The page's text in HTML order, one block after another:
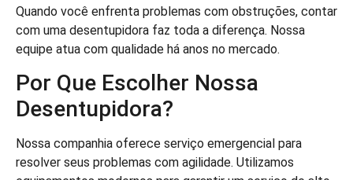
Quando você enfrenta problemas com obstruções, contar
com uma desentupidora faz toda a diferença. Nossa
equipe atua com qualidade há anos no mercado.
Por Que Escolher Nossa
Desentupidora?
Nossa companhia oferece serviço emergencial para
resolver seus problemas com agilidade. Utilizamos